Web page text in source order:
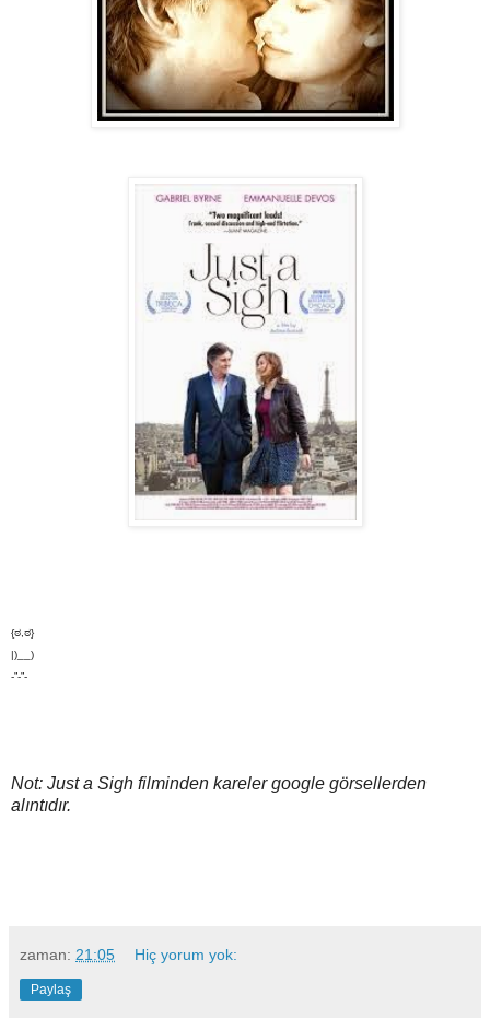
{ಠ,ಠ}
|)__)
-”-”-
Not: Just a Sigh filminden kareler google görsellerden
alıntıdır.
zaman: 21:05 Hiç yorum yok:
Paylaş